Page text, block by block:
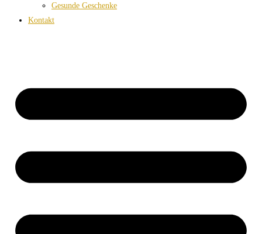
Gesunde Geschenke
Kontakt